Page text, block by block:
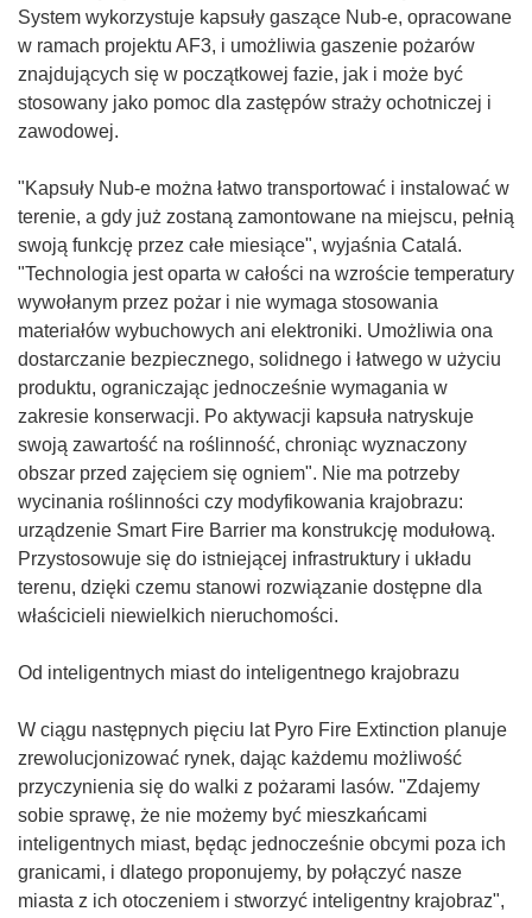
System wykorzystuje kapsuły gaszące Nub-e, opracowane
w ramach projektu AF3, i umożliwia gaszenie pożarów
znajdujących się w początkowej fazie, jak i może być
stosowany jako pomoc dla zastępów straży ochotniczej i
zawodowej.
"Kapsuły Nub-e można łatwo transportować i instalować w
terenie, a gdy już zostaną zamontowane na miejscu, pełnią
swoją funkcję przez całe miesiące", wyjaśnia Catalá.
"Technologia jest oparta w całości na wzroście temperatury
wywołanym przez pożar i nie wymaga stosowania
materiałów wybuchowych ani elektroniki. Umożliwia ona
dostarczanie bezpiecznego, solidnego i łatwego w użyciu
produktu, ograniczając jednocześnie wymagania w
zakresie konserwacji. Po aktywacji kapsuła natryskuje
swoją zawartość na roślinność, chroniąc wyznaczony
obszar przed zajęciem się ogniem". Nie ma potrzeby
wycinania roślinności czy modyfikowania krajobrazu:
urządzenie Smart Fire Barrier ma konstrukcję modułową.
Przystosowuje się do istniejącej infrastruktury i układu
terenu, dzięki czemu stanowi rozwiązanie dostępne dla
właścicieli niewielkich nieruchomości.
Od inteligentnych miast do inteligentnego krajobrazu
W ciągu następnych pięciu lat Pyro Fire Extinction planuje
zrewolucjonizować rynek, dając każdemu możliwość
przyczynienia się do walki z pożarami lasów. "Zdajemy
sobie sprawę, że nie możemy być mieszkańcami
inteligentnych miast, będąc jednocześnie obcymi poza ich
granicami, i dlatego proponujemy, by połączyć nasze
miasta z ich otoczeniem i stworzyć inteligentny krajobraz",